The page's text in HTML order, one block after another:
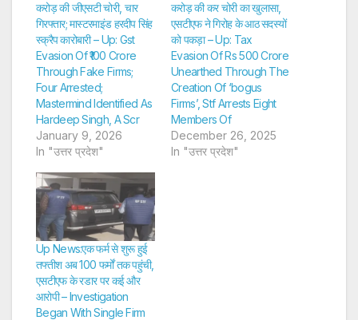
करोड़ की जीएसटी चोरी, चार
गिरफ्तार; मास्टरमाइंड हरदीप सिंह
स्क्रैप कारोबारी – Up: Gst
Evasion Of ₹100 Crore
Through Fake Firms;
Four Arrested;
Mastermind Identified As
Hardeep Singh, A Scr
January 9, 2026
In "उत्तर प्रदेश"
करोड़ की कर चोरी का खुलासा,
एसटीएफ ने गिरोह के आठ सदस्यों
को पकड़ा – Up: Tax
Evasion Of Rs 500 Crore
Unearthed Through The
Creation Of ‘bogus
Firms’, Stf Arrests Eight
Members Of
December 26, 2025
In "उत्तर प्रदेश"
Up News:एक फर्म से शुरू हुई
तफ्तीश अब 100 फर्मों तक पहुंची,
एसटीएफ के रडार पर कई और
आरोपी – Investigation
Began With Single Firm